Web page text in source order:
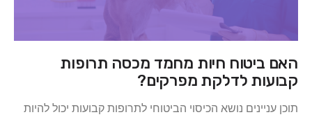
חיות מחמד מכסה תרופות
לדלקת מפרקים?
נושא הכיסוי הביטוחי לתרופות קבועות יכול להיות